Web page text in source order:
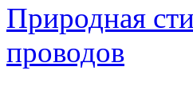
Природная
проводов